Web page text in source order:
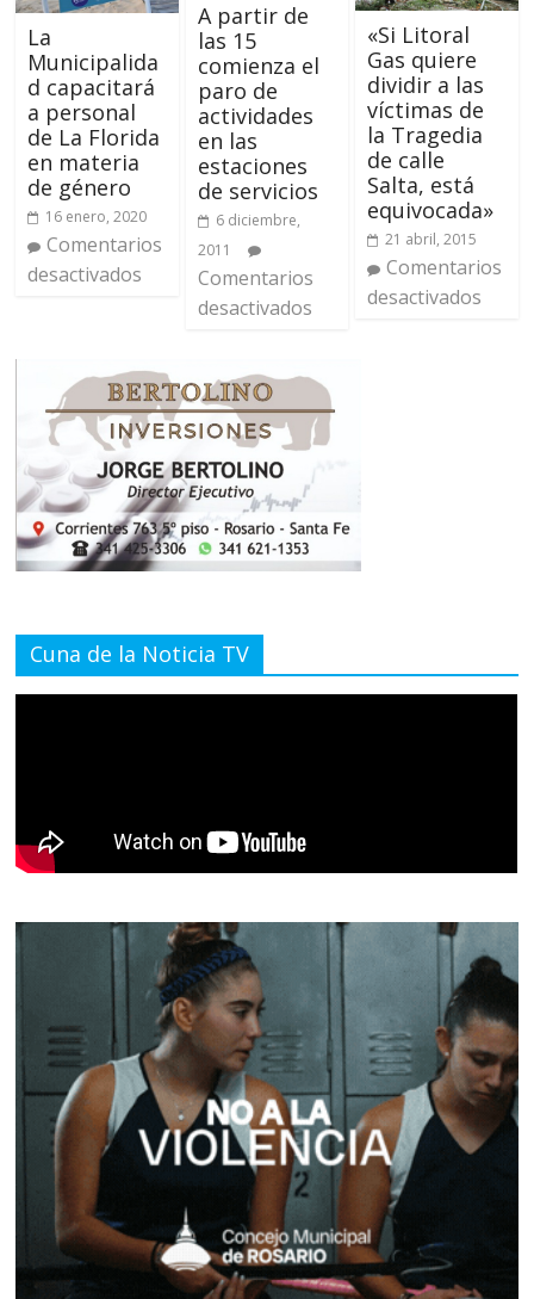
La
Municipalida
d capacitará
a personal
de La Florida
en materia
de género
16 enero, 2020
Comentarios
desactivados
A partir de
las 15
comienza el
paro de
actividades
en las
estaciones
de servicios
6 diciembre,
2011
Comentarios
desactivados
«Si Litoral
Gas quiere
dividir a las
víctimas de
la Tragedia
de calle
Salta, está
equivocada»
21 abril, 2015
Comentarios
desactivados
Cuna de la Noticia TV